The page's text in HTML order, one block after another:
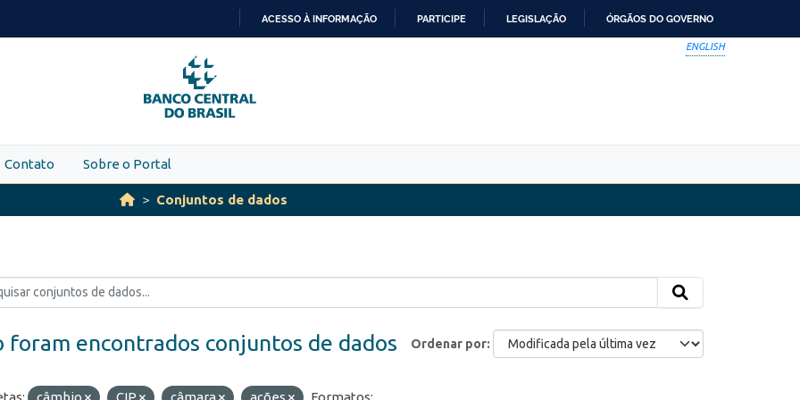
PARA
O
CONTEÚDO
ACESSO À INFORMAÇÃO PARTICIPE LEGISLAÇÃO ÓRGÃOS DO GOVERNO
ENGLISH
Contato Sobre o Portal
Conjuntos de dados
Ordenar por
foram encontrados conjuntos de dados
câmbio CIP câmara ações Formatos: